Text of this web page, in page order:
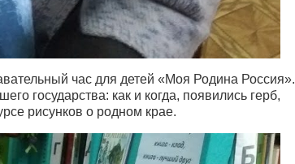
час для детей «Моя Родина Россия».
государства: как и когда, появились герб,
рисунков о родном крае.